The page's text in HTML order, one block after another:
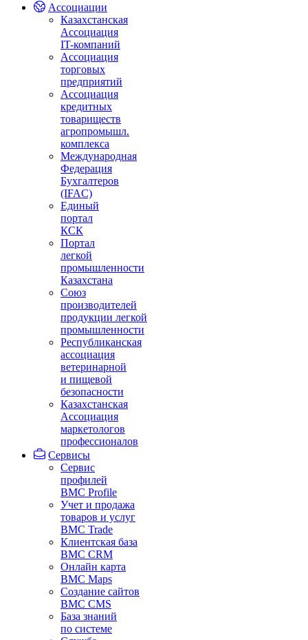
Ассоциации
Казахстанская
Ассоциация
IT-компаний
Ассоциация
торговых
предприятий
Ассоциация
кредитных
товариществ
агропромышл.
комплекса
Международная
Федерация
Бухгалтеров
(IFAC)
Единый
портал
КСК
Портал
легкой
промышленности
Казахстана
Союз
производителей
продукции легкой
промышленности
Республиканская
ассоциация
ветеринарной
и пищевой
безопасности
Казахстанская
Ассоциация
маркетологов
профессионалов
Сервисы
Сервис
профилей
BMC Profile
Учет и продажа
товаров и услуг
BMC Trade
Клиентская база
BMC CRM
Онлайн карта
BMC Maps
Создание сайтов
BMC CMS
База знаний
по системе